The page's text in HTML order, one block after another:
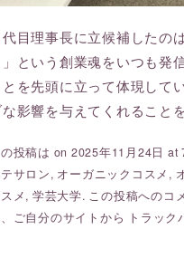
代目理事長に立候補したの
」という創業魂をいつも発
とを先頭に立って体現して
影響を与えてくれること
の投稿は on 2025年11月24日 at
サロン, オーガニックコスメ ,
メ, 学芸大学. この投稿へのコ
ご自分のサイトから トラック